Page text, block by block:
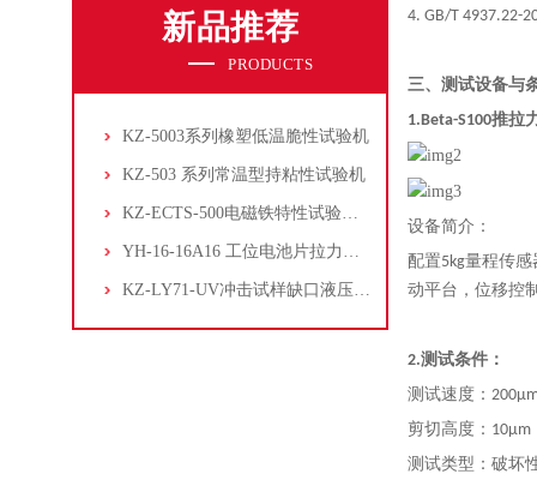
新品推荐
PRODUCTS
KZ-5003系列橡塑低温脆性试验机
KZ-503 系列常温型持粘性试验机
KZ-ECTS-500电磁铁特性试验系统
YH-16-16A16 工位电池片拉力试验机
KZ-LY71-UV冲击试样缺口液压拉床
4. GB/T 4937.22-
三、测试设备与
1.Beta-S100推拉
设备简介：
配置5kg量程传
动平台，位移控
2.测试条件：
测试速度：
剪切高度：
测试类型：破坏